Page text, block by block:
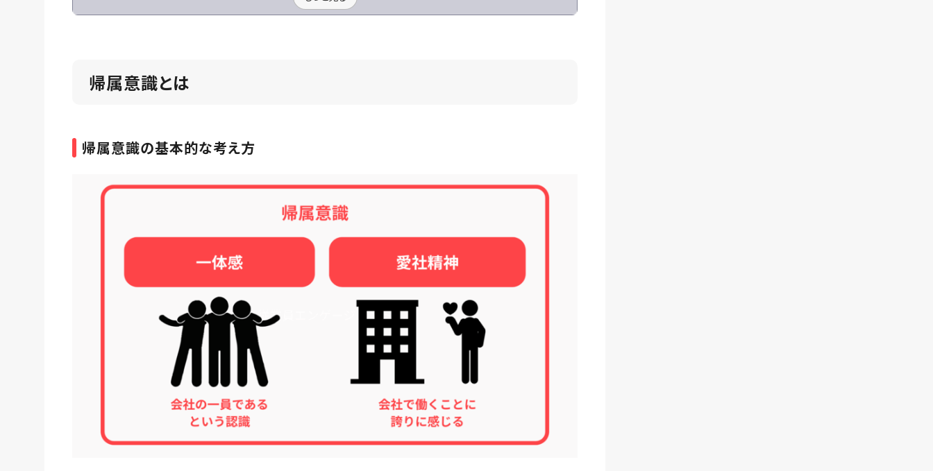
帰属意識とは
帰属意識の基本的な考え方